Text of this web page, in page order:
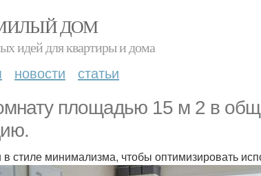
ДОМ
идей для квартиры и дома
новости статьи
площадью 15 м 2 в
стиле минимализма, чтобы оптимизировать